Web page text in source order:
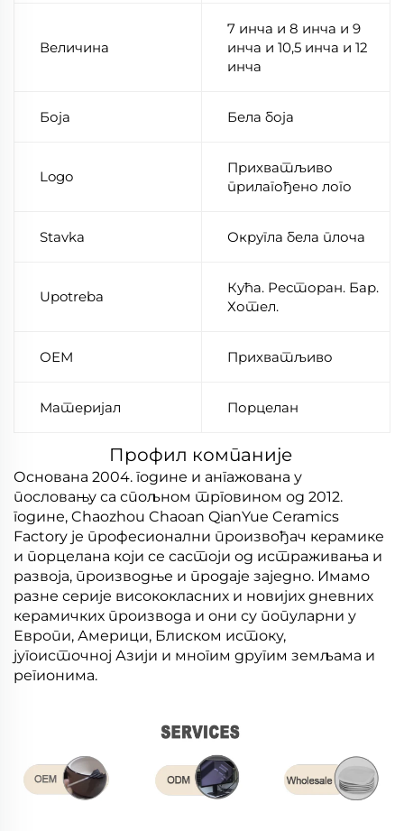
Величина
7 инча и 8 инча и 9
инча и 10,5 инча и 12
инча
Боја Бела боја
Logo
Прихватљиво
прилагођено лого
Stavka Округла бела плоча
Upotreba
Кућа. Ресторан. Бар.
Хотел.
ОЕМ Прихватљиво
Материјал Порцелан
Профил компаније
Основана 2004. године и ангажована у
пословању са спољном трговином од 2012.
године, Chaozhou Chaoan QianYue Ceramics
Factory је професионални произвођач керамике
и порцелана који се састоји од истраживања и
развоја, производње и продаје заједно. Имамо
разне серије висококласних и новијих дневних
керамичких производа и они су популарни у
Европи, Америци, Блиском истоку,
југоисточној Азији и многим другим земљама и
регионима.